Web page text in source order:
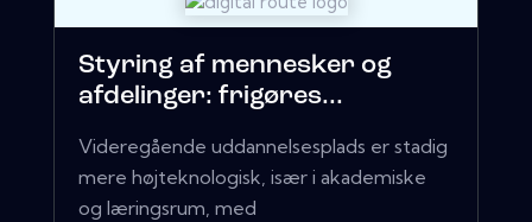
Styring af mennesker og
afdelinger: frigøres...
Videregående uddannelsesplads er stadig
mere højteknologisk, især i akademiske
og læringsrum, med